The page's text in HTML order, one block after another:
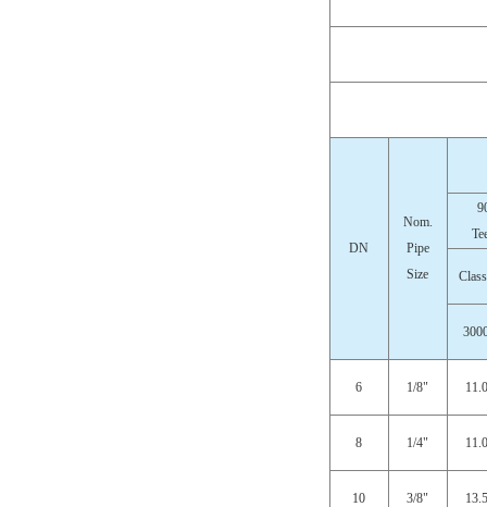
DN
Nom.
Pipe
Size
6 1/8" 11.0
8 1/4" 11.0
10 3/8" 13.5